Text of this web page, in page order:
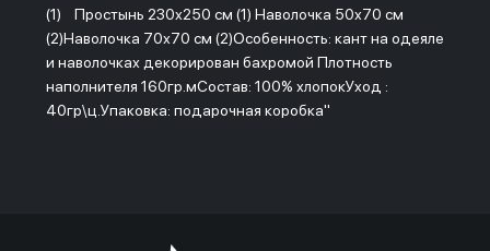
(1) Простынь 230х250 см (1) Наволочка 50х70 см
(2)Наволочка 70х70 см (2)Особенность: кант на одеяле
и наволочках декорирован бахромой Плотность
наполнителя 160гр.мСостав: 100% хлопокУход :
40гр\ц.Упаковка: подарочная коробка"